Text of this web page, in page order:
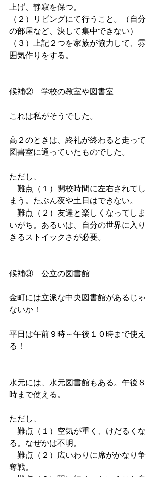
上げ、静寂を保つ。
（２）リビングにて行うこと。（自分
の部屋など、決して集中できない）
（３）上記２つを家族が協力して、雰
囲気作りをする。
候補②　学校の教室や図書室
これは私がそうでした。
高２のときは、終礼が終わると走って
図書室に通っていたものでした。
ただし、
難点（１）開校時間に左右されてし
まう。たぶん夜や土日はできない。
難点（２）友達と楽しくなってしま
いがち。あるいは、自分の世界に入り
きるストイックさが必要。
候補③　公立の図書館
金町には立派な中央図書館があるじゃ
ないか！
平日は午前９時～午後１０時まで使え
る！
水元には、水元図書館もある。午後８
時まで使える。
ただし、
難点（１）空気が重く、けだるくな
る。なぜかは不明。
難点（２）広いわりに席がかなり争
奪戦。